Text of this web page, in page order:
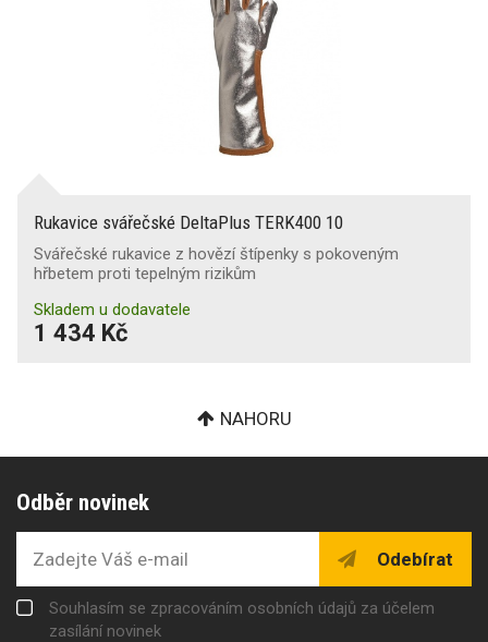
Rukavice svářečské DeltaPlus TERK400 10
Svářečské rukavice z hovězí štípenky s pokoveným
hřbetem proti tepelným rizikům
Skladem u dodavatele
1 434 Kč
NAHORU
Odběr novinek
Odebírat
Souhlasím se zpracováním osobních údajů za účelem
zasílání novinek